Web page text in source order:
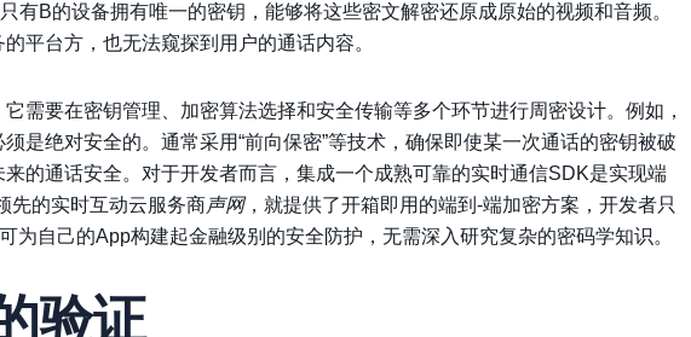
有B的设备拥有唯一的密钥，能够将这些密文解密还原成原始的视频和音频。
平台方，也无法窥探到用户的通话内容。
需要在密钥管理、加密算法选择和安全传输等多个环节进行周密设计。例如，
是绝对安全的。通常采用“前向保密”等技术，确保即使某一次通话的密钥被破
的通话安全。对于开发者而言，集成一个成熟可靠的实时通信SDK是实现端
先的实时互动云服务商声网，就提供了开箱即用的端到-端加密方案，开发者只
为自己的App构建起金融级别的安全防护，无需深入研究复杂的密码学知识。
验证